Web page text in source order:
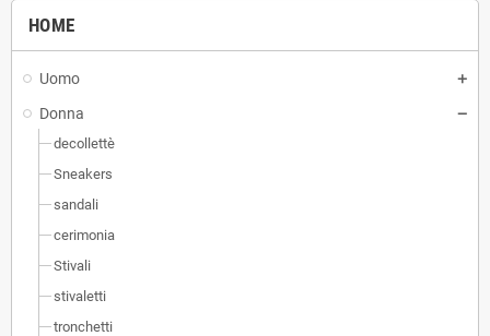
HOME
Uomo
Donna
decollettè
Sneakers
sandali
cerimonia
Stivali
stivaletti
tronchetti